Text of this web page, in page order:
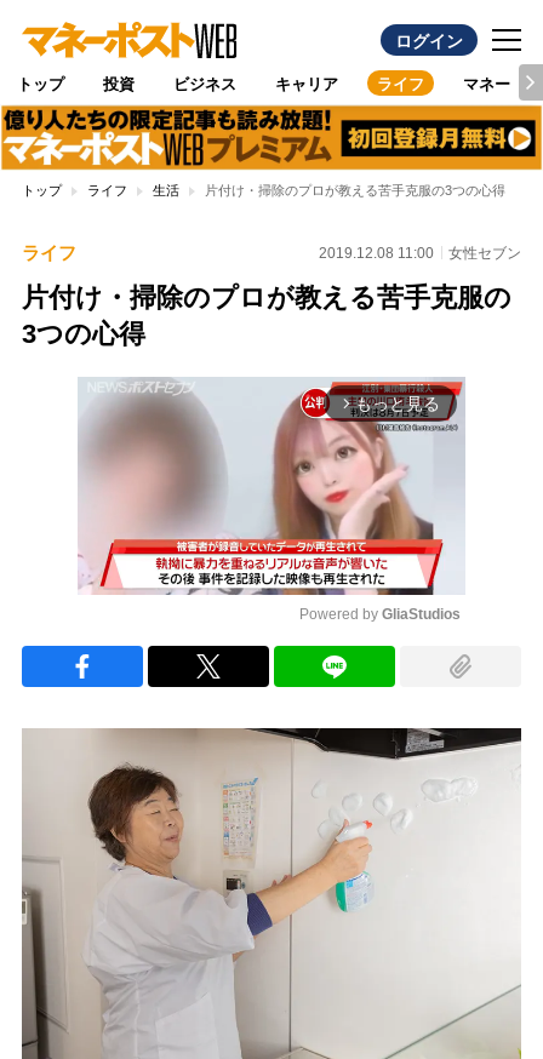
ログイン
トップ 投資 ビジネス キャリア ライフ マネー
トップ ライフ 生活 片付け・掃除のプロが教える苦手克服の3つの心得
ライフ 2019.12.08 11:00 女性セブン
片付け・掃除のプロが教える苦手克服の
3つの心得
arrow_forward_ios もっと見る
Powered by GliaStudios